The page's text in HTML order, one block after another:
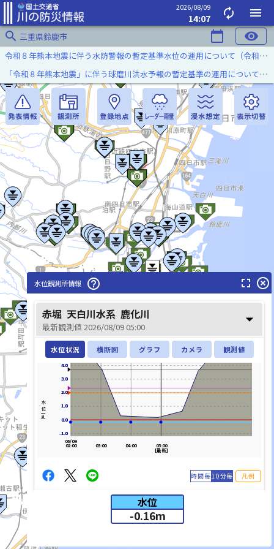
2026/08/09
14:07 autorenew
menu
search 三重県鈴鹿市 calendar_today visibility
鈴鹿川(すずかがわ)
令和８年熊本地震に伴う水防警報の暫定基準水位の運用について（令和８年８月７日）
「令和８年熊本地震」に伴う球磨川洪水予報の暫定基準の運用について（令和８年８月５日）
水位観測所情報 help_outline fullscreen highlight_off
赤堀 天白川水系 鹿化川
最新観測値 2026/08/09 05:00 arrow_drop_down
水位状況 横断図 グラフ カメラ 観測値
-1.0
0.0
1.0
2.0
3.0
4.0
水位[m]
-1.0
0.0
1.0
2.0
3.0
4.0
05:00
[最新]
04:00
03:00
08/09
02:00
時間毎10分毎 凡例
水位
-0.16m